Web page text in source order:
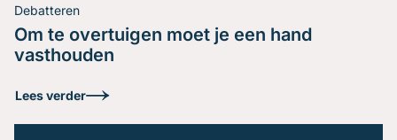
wie jij je moet
Debatteren
Om te overtuigen moet je een hand
vasthouden
Lees verder